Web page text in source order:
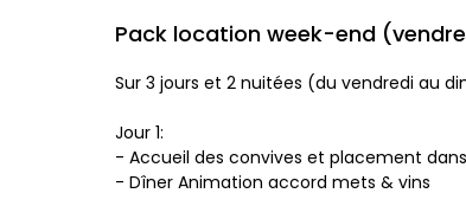
Pack location week-end
Sur 3 jours et 2 nuitées (du vendredi au
Jour 1:
- Accueil des convives et placement
- Dîner Animation accord mets & vins